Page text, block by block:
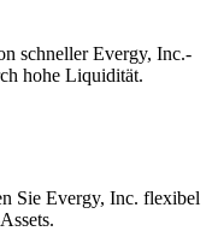
schneller Evergy, Inc.-
hohe Liquidität.
Sie Evergy, Inc. flexibel